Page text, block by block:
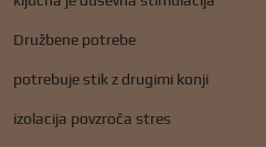
Družbene potrebe
potrebuje stik z drugimi konji
izolacija povzroča stres